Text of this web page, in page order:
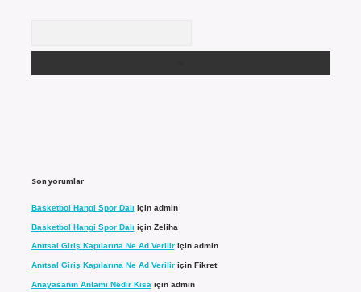
Son yorumlar
Basketbol Hangi Spor Dalı için admin
Basketbol Hangi Spor Dalı için Zeliha
Anıtsal Giriş Kapılarına Ne Ad Veriliriçin admin
Anıtsal Giriş Kapılarına Ne Ad Veriliriçin Fikret
Anayasanın Anlamı Nedir Kısa için admin